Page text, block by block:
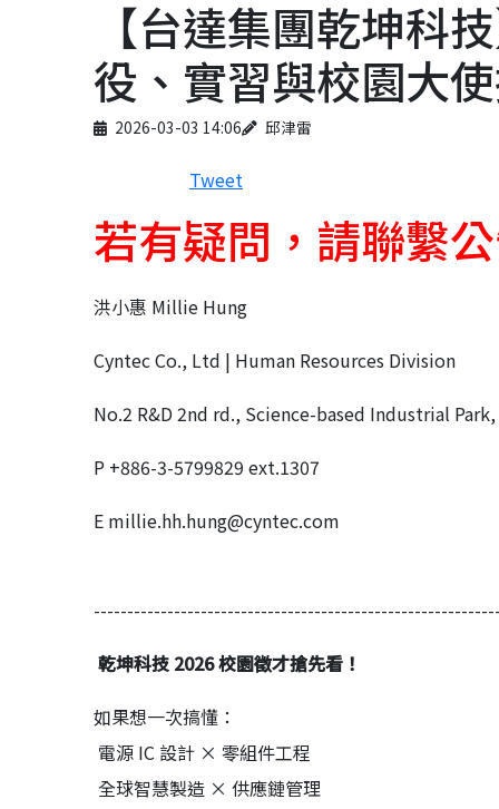
【台達集團乾坤科
役、實習與校園大
Published on
2026-03-03 14:06
Author 邱津雷
Tweet
若有疑問，請聯繫
洪小惠 Millie Hung
Cyntec Co., Ltd | Human Resources Division
No.2 R&D 2nd rd., Science-based Industrial
P +886-3-5799829 ext.1307
E millie.hh.hung@cyntec.com
乾坤科技 2026 校園徵才搶先看！
如果想一次搞懂：
電源 IC 設計 × 零組件工程
全球智慧製造 × 供應鏈管理